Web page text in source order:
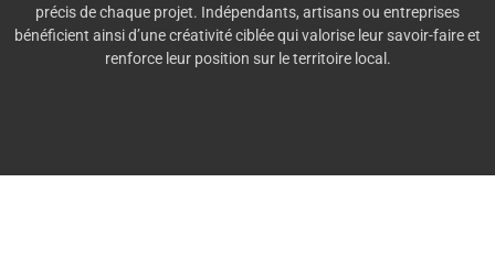
précis de chaque projet. Indépendants, artisans ou entreprises
bénéficient ainsi d’une créativité ciblée qui valorise leur savoir-faire et
renforce leur position sur le territoire local.